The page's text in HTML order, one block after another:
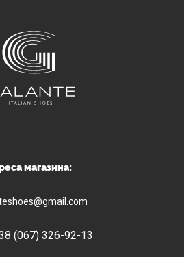
магазина:
(067) 326-92-13